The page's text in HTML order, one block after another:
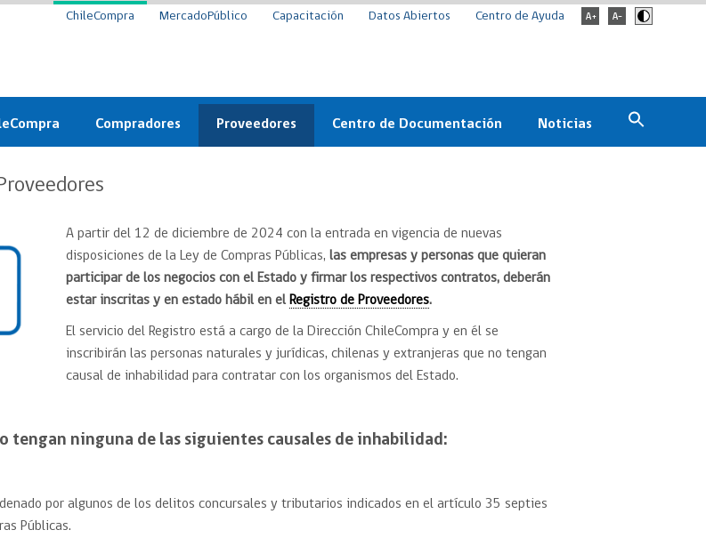
ChileCompra MercadoPúblico Capacitación Datos Abiertos Centro de Ayuda
Compradores
Compra Ágil
Tipos de Licitaciones
Bases Tipo de Licitación
Convenio Marco
Compra Pública de
Proveedores
Licitaciones
Bases Tipo
Convenio Marco
Subasta inversa
Sello Empresa Mujer
Centro de Documentación Noticias
Boletines
ChileCompra
A partir del 12 de diciembre de 2024 con la entrada en vigencia de nuevas
disposiciones de la Ley de Compras Públicas, las empresas y personas que quieran
participar de los negocios con el Estado y firmar los respectivos contratos, deberán
estar inscritas y en estado hábil en el Registro de Proveedores.
El servicio del Registro está a cargo de la Dirección ChileCompra y en él se
inscribirán las personas naturales y jurídicas, chilenas y extranjeras que no tengan
causal de inhabilidad para contratar con los organismos del Estado.
tengan ninguna de las siguientes causales de inhabilidad:
por algunos de los delitos concursales y tributarios indicados en el artículo 35 septies
Públicas.